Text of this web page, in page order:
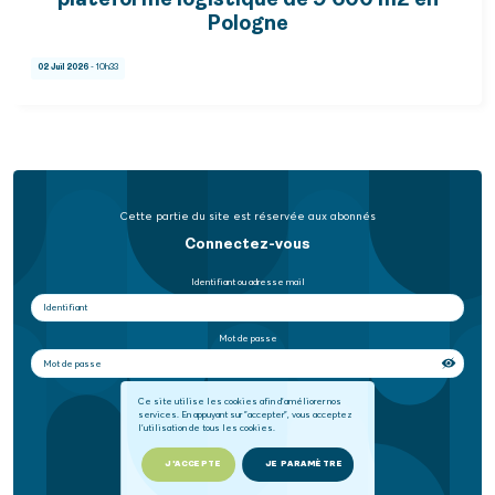
Ce site utilise les cookies afin d'améliorer nos
services. En appuyant sur "accepter", vous acceptez
l'utilisation de tous les cookies.
J'ACCEPTE JE PARAMÈTRE
Pologne
02 Juil 2026 - 10h33
Cette partie du site est réservée aux abonnés
Connectez-vous
Identifiant ou adresse mail
Mot de passe
Mot de passe oublié